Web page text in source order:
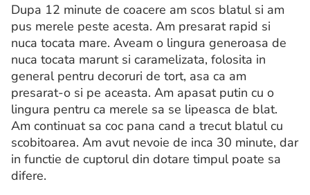
Dupa 12 minute de coacere am scos blatul si am
pus merele peste acesta. Am presarat rapid si
nuca tocata mare. Aveam o lingura generoasa de
nuca tocata marunt si caramelizata, folosita in
general pentru decoruri de tort, asa ca am
presarat-o si pe aceasta. Am apasat putin cu o
lingura pentru ca merele sa se lipeasca de blat.
Am continuat sa coc pana cand a trecut blatul cu
scobitoarea. Am avut nevoie de inca 30 minute, dar
in functie de cuptorul din dotare timpul poate sa
difere.